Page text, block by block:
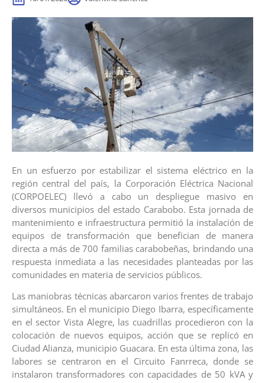
En un esfuerzo por estabilizar el sistema eléctrico en la
región central del país, la Corporación Eléctrica Nacional
(CORPOELEC) llevó a cabo un despliegue masivo en
diversos municipios del estado Carabobo. Esta jornada de
mantenimiento e infraestructura permitió la instalación de
equipos de transformación que benefician de manera
directa a más de 700 familias carabobeñas, brindando una
respuesta inmediata a las necesidades planteadas por las
comunidades en materia de servicios públicos.
Las maniobras técnicas abarcaron varios frentes de trabajo
simultáneos. En el municipio Diego Ibarra, específicamente
en el sector Vista Alegre, las cuadrillas procedieron con la
colocación de nuevos equipos, acción que se replicó en
Ciudad Alianza, municipio Guacara. En esta última zona, las
labores se centraron en el Circuito Fanrreca, donde se
instalaron transformadores con capacidades de 50 kVA y